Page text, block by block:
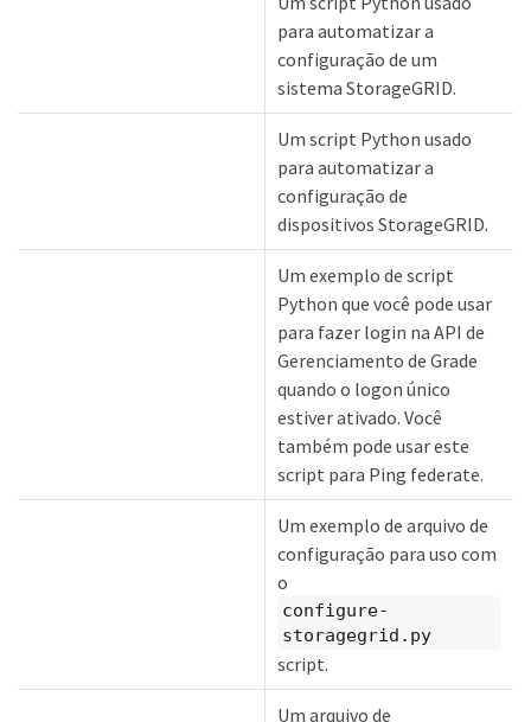
para automatizar a
configuração de um
sistema StorageGRID.
Um script Python usado
para automatizar a
configuração de
dispositivos StorageGRID.
Um exemplo de script
Python que você pode usar
para fazer login na API de
Gerenciamento de Grade
quando o logon único
estiver ativado. Você
também pode usar este
script para Ping federate.
Um exemplo de arquivo de
configuração para uso com
o
configure-
storagegrid.py
script.
Um arquivo de